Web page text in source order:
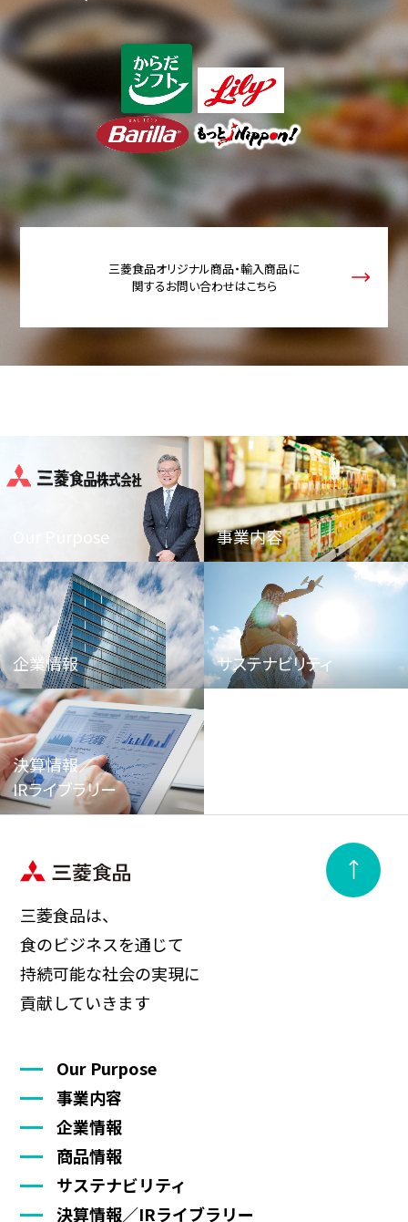
三菱食品オリジナル商品・輸入商品に
関するお問い合わせはこちら
Our Purpose 事業内容
企業情報 サステナビリティ
決算情報／
IRライブラリー
三菱食品は、
食のビジネスを通じて
持続可能な社会の実現に
貢献していきます
Our Purpose
事業内容
企業情報
商品情報
サステナビリティ
決算情報／IRライブラリー